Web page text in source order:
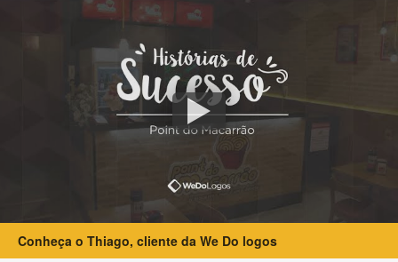
Conheça o Thiago, cliente da We Do logos